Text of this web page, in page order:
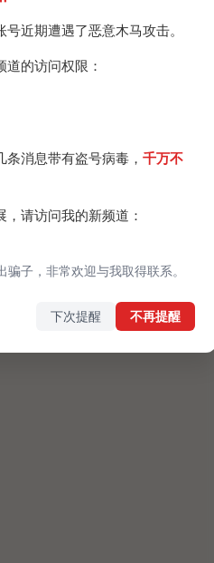
与Hades的爱情故事》
近期遭遇了恶意木马攻击。
道的访问权限：
消息带有盗号病毒， 千万不
请访问我的新频道：
子，非常欢迎与我取得联系。
下次提醒 不再提醒